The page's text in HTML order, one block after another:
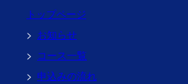
トップページ
お知らせ
コース一覧
申込みの流れ